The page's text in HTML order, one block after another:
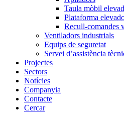
Taula mòbil
Plataforma
Recull-comandes
Ventiladors industrials
Equips de seguretat
Servei d’assistència
Projectes
Sectors
Notícies
Companyia
Contacte
Cercar